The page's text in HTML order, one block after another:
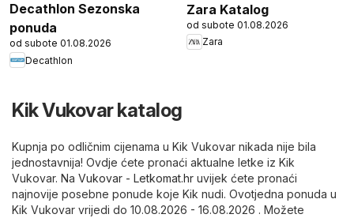
Decathlon Sezonska
ponuda
od subote 01.08.2026
Decathlon
Zara Katalog
od subote 01.08.2026
Zara
Kik Vukovar katalog
Kupnja po odličnim cijenama u Kik Vukovar nikada nije bila
jednostavnija! Ovdje ćete pronaći aktualne letke iz Kik
Vukovar. Na Vukovar - Letkomat.hr uvijek ćete pronaći
najnovije posebne ponude koje Kik nudi. Ovotjedna ponuda u
Kik Vukovar vrijedi do 10.08.2026 - 16.08.2026 . Možete